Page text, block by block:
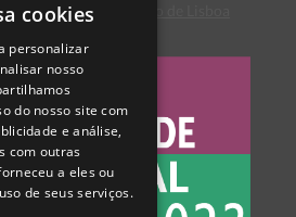
Conflitos de Consumo de Lisboa
PORTUGUESE
ENGLISH
SPANISH
cookies
personalizar
nosso
do nosso site com
e análise,
com outras
a eles ou
de seus serviços.